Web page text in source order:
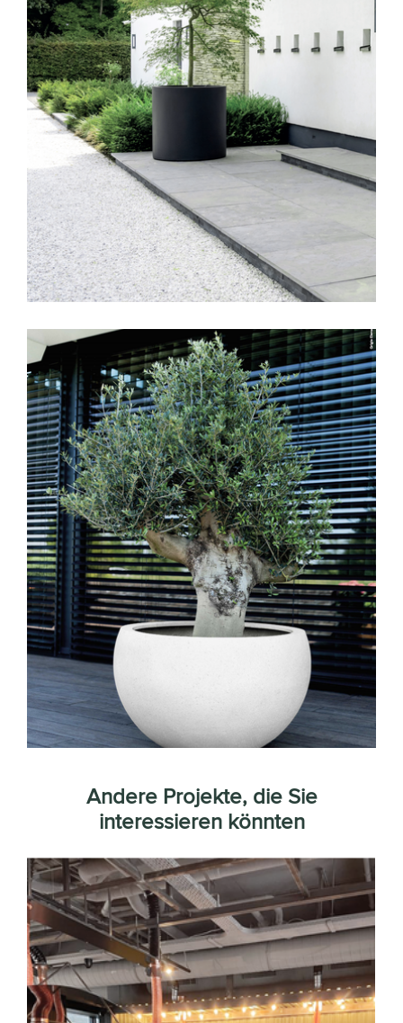
Andere Projekte, die Sie
interessieren könnten